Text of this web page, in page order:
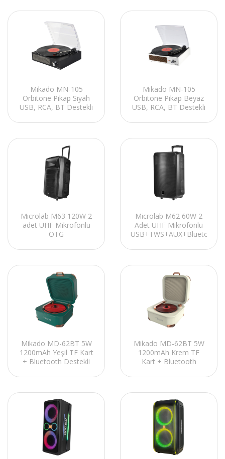
Mikado MN-105
Orbitone Pikap Siyah
USB, RCA, BT Destekli
Mikado MN-105
Orbitone Pikap Beyaz
USB, RCA, BT Destekli
Microlab M63 120W 2
adet UHF Mikrofonlu
OTG
USB+TWS+AUX+Bluetooth
Destekli Siyah
Sistemi
Microlab M62 60W 2
Adet UHF Mikrofonlu
USB+TWS+AUX+Bluetooth
Profesyonel Ses
Mikado MD-62BT 5W
1200mAh Yeşil TF Kart
+ Bluetooth Destekli
Kutusu
Mikado MD-62BT 5W
1200mAh Krem TF
Kart + Bluetooth
Müzik Kutusu